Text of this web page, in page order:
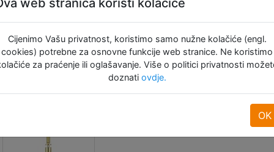
postavke
zamjenu sapnice
vodič (Edition 2)
Cijenimo Vašu privatnost, koristimo samo nužne kolačiće (engl.
cookies) potrebne za osnovne funkcije web stranice. Ne koristimo
za praćenje ili oglašavanje. Više o politici privatnosti
doznatiovdje.
OK